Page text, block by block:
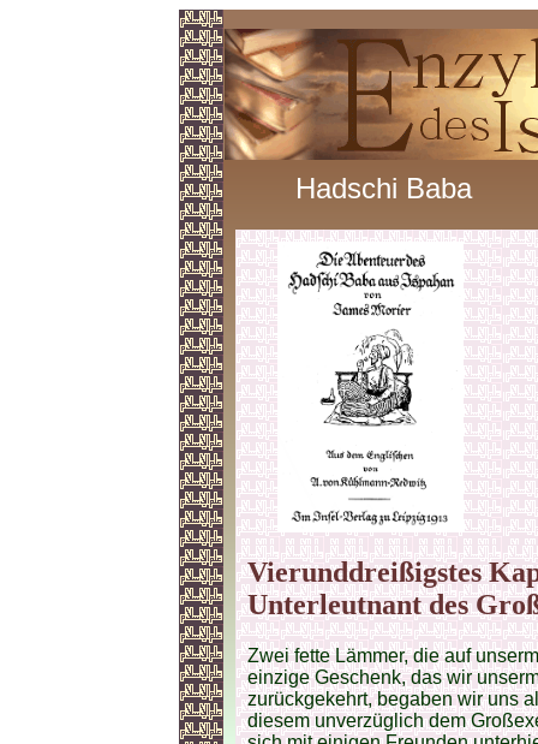
Hadschi Baba
Vierunddreißigstes
Unterleutnant des
Zwei fette Lämmer, die auf
einzige Geschenk, das wir
zurückgekehrt, begaben wir uns
diesem unverzüglich dem